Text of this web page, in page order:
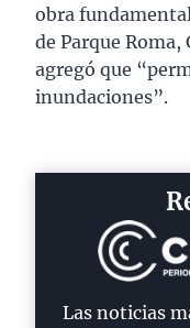
obra
de Parque
agregó que
inundaciones”.
Las noticias